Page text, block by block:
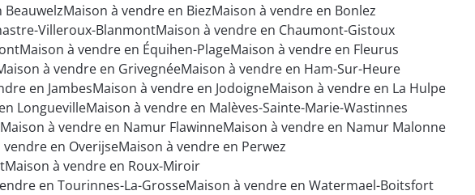
BeauwelzMaison à vendre en BiezMaison à vendre en Bonlez
Villeroux-BlanmontMaison à vendre en Chaumont-Gistoux
Maison à vendre en Équihen-PlageMaison à vendre en Fleurus
à vendre en GrivegnéeMaison à vendre en Ham-Sur-Heure
en JambesMaison à vendre en JodoigneMaison à vendre en La Hulpe
LonguevilleMaison à vendre en Malèves-Sainte-Marie-Wastinnes
Maison à vendre en Namur FlawinneMaison à vendre en Namur Malonne
vendre en OverijseMaison à vendre en Perwez
Maison à vendre en Roux-Miroir
en Tourinnes-La-GrosseMaison à vendre en Watermael-Boitsfort